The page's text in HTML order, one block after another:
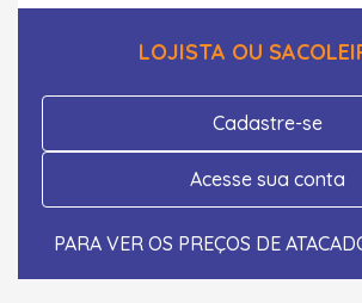
LOJISTA OU
Cadastre-se
Acesse sua conta
PARA VER OS PREÇOS DE